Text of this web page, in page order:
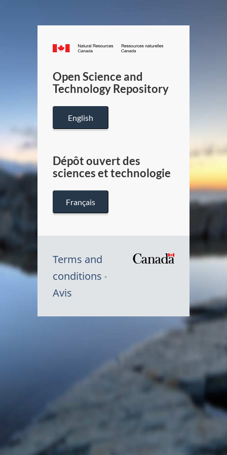
Canada.ca
/
Canada
Open Science and
Technology Repository
English
Dépôt ouvert des
sciences et technologie
Français
Terms and
conditions
Avis
du